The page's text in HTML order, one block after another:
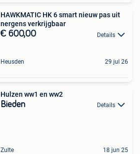
HAWKMATIC HK 6 smart nieuw pas uit
nergens verkrijgbaar
€ 600,00 Details
Heusden 29 jul 26
Hulzen ww1 en ww2
Bieden Details
Zulte 18 jun 25